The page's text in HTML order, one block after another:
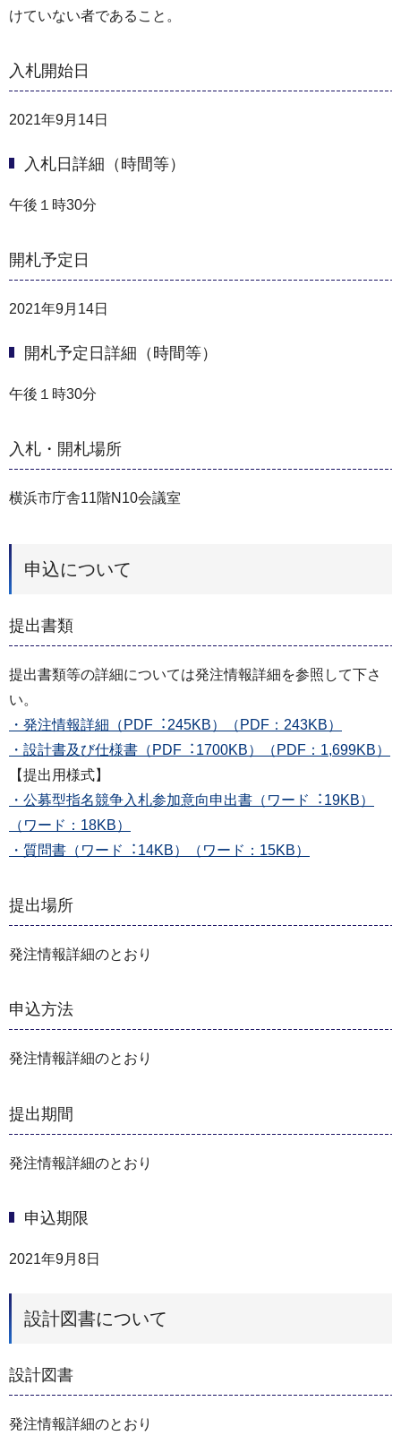
けていない者であること。
入札開始日
2021年9月14日
入札日詳細（時間等）
午後１時30分
開札予定日
2021年9月14日
開札予定日詳細（時間等）
午後１時30分
入札・開札場所
横浜市庁舎11階N10会議室
申込について
提出書類
提出書類等の詳細については発注情報詳細を参照して下さ
い。
・発注情報詳細（PDF︓245KB）（PDF：243KB）
・設計書及び仕様書（PDF︓1700KB）（PDF：1,699KB）
【提出⽤様式】
・公募型指名競争⼊札参加意向申出書（ワード︓19KB）
（ワード：18KB）
・質問書（ワード︓14KB）（ワード：15KB）
提出場所
発注情報詳細のとおり
申込方法
発注情報詳細のとおり
提出期間
発注情報詳細のとおり
申込期限
2021年9月8日
設計図書について
設計図書
発注情報詳細のとおり